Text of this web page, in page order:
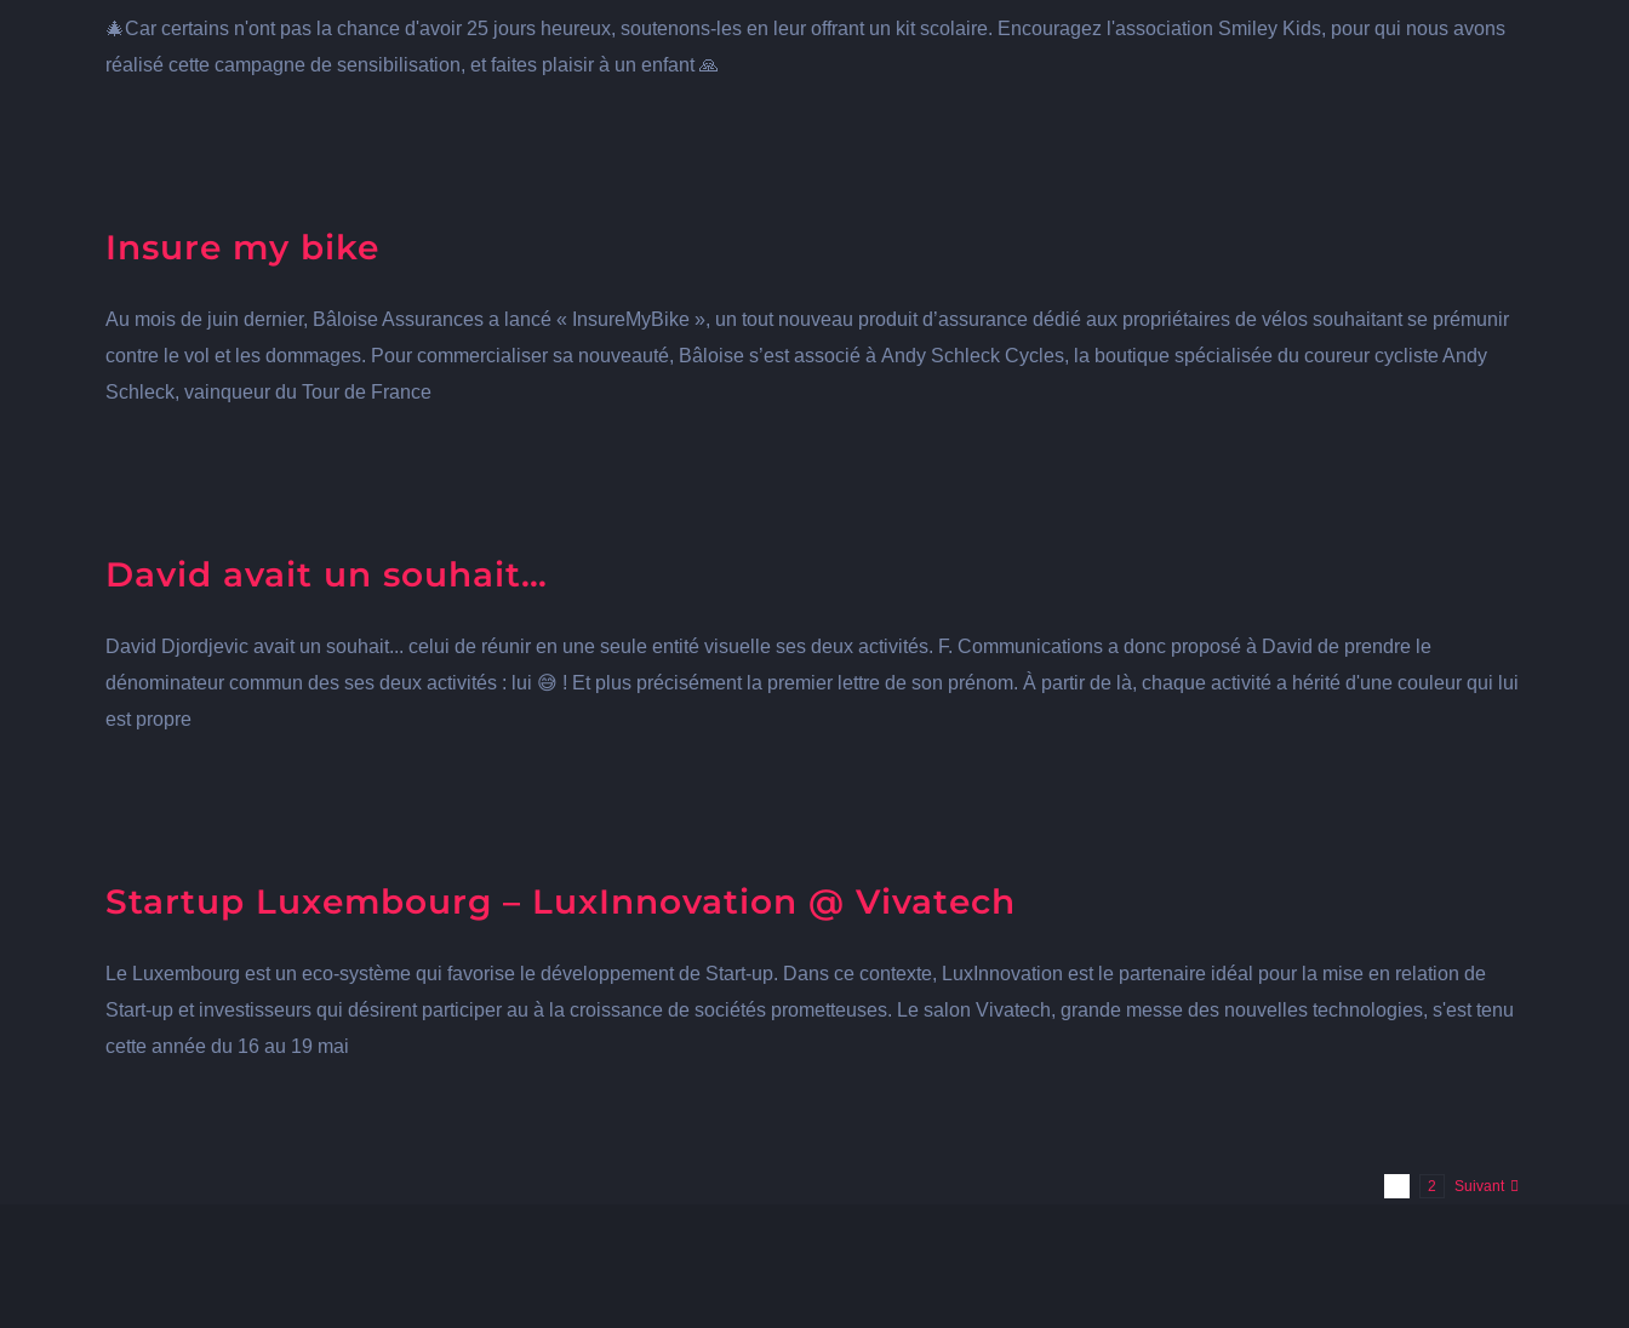
🎄Car certains n'ont pas la chance d'avoir 25 jours heureux, soutenons-les en leur offrant un kit scolaire. Encouragez l'association Smiley Kids, pour qui nous avons
réalisé cette campagne de sensibilisation, et faites plaisir à un enfant 🙏
Insure my bike
Au mois de juin dernier, Bâloise Assurances a lancé « InsureMyBike », un tout nouveau produit d’assurance dédié aux propriétaires de vélos souhaitant se prémunir
contre le vol et les dommages. Pour commercialiser sa nouveauté, Bâloise s’est associé à Andy Schleck Cycles, la boutique spécialisée du coureur cycliste Andy
Schleck, vainqueur du Tour de France
David avait un souhait…
David Djordjevic avait un souhait... celui de réunir en une seule entité visuelle ses deux activités. F. Communications a donc proposé à David de prendre le
dénominateur commun des ses deux activités : lui 😅 ! Et plus précisément la premier lettre de son prénom. À partir de là, chaque activité a hérité d'une couleur qui lui
est propre
Startup Luxembourg – LuxInnovation @ Vivatech
Le Luxembourg est un eco-système qui favorise le développement de Start-up. Dans ce contexte, LuxInnovation est le partenaire idéal pour la mise en relation de
Start-up et investisseurs qui désirent participer au à la croissance de sociétés prometteuses. Le salon Vivatech, grande messe des nouvelles technologies, s'est tenu
cette année du 16 au 19 mai
2 Suivant